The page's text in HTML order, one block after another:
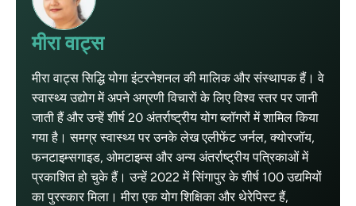
मीरा वाट्स
मीरा वाट्स सिद्धि योगा इंटरनेशनल की मालिक और संस्थापक हैं। वे
स्वास्थ्य उद्योग में अपने अग्रणी विचारों के लिए विश्व स्तर पर जानी
जाती हैं और उन्हें शीर्ष 20 अंतर्राष्ट्रीय योग ब्लॉगरों में शामिल किया
गया है। समग्र स्वास्थ्य पर उनके लेख एलीफेंट जर्नल, क्योरजॉय,
फनटाइम्सगाइड, ओमटाइम्स और अन्य अंतर्राष्ट्रीय पत्रिकाओं में
प्रकाशित हो चुके हैं। उन्हें 2022 में सिंगापुर के शीर्ष 100 उद्यमियों
का पुरस्कार मिला। मीरा एक योग शिक्षिका और थेरेपिस्ट हैं,